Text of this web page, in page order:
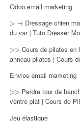
Odoo email marketing
▷ → Dressage chien
du var | Tuto Dresser
▷▷ Cours de pilates en
anneau pilates | Cours
Envios email marketing
▷▷ Perdre tour de
ventre plat | Cours de
Jeu élastique